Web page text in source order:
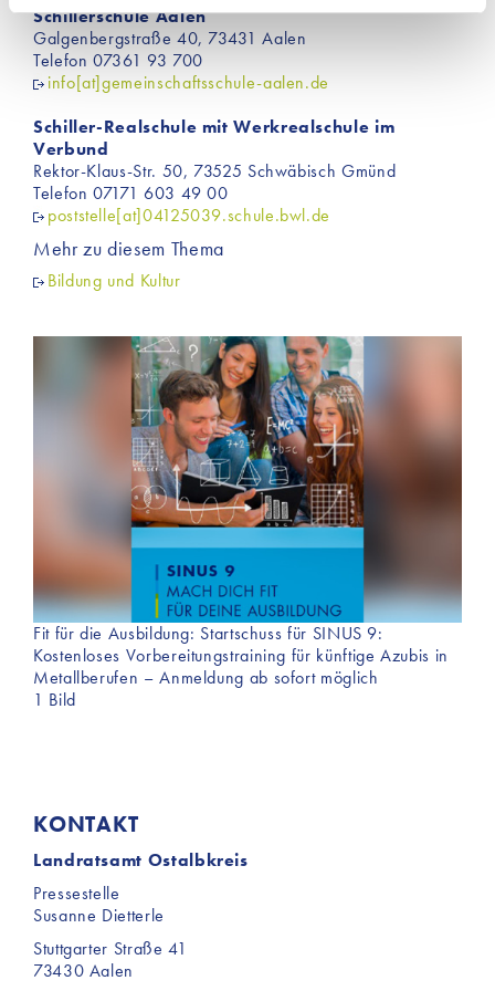
Einsatz dieser Cookies werden aktiv keine Daten an
Dritte weitergegeben. Jedoch sind auf unserer Website
Inhalte von Drittanbietern eingebunden, die
verwenden. Welche Cookies im Einzelnen zur
Anwendung kommen, finden Sie unter dem Reiter
„Details“ und in unserer Datenschutzerklärung ».
Schillerschule Aalen
Galgenbergstraße 40, 73431 Aalen
Telefon 07361 93 700
info[at]gemeinschaftsschule-aalen.de
Schiller-Realschule mit Werkrealschule im
Verbund
Rektor-Klaus-Str. 50, 73525 Schwäbisch Gmünd
Telefon 07171 603 49 00
poststelle[at]04125039.schule.bwl.de
Mehr zu diesem Thema
Bildung und Kultur
Fit für die Ausbildung: Startschuss für SINUS 9:
Kostenloses Vorbereitungstraining für künftige Azubis in
Metallberufen – Anmeldung ab sofort möglich
1 Bild
KONTAKT
Landratsamt Ostalbkreis
Pressestelle
Susanne Dietterle
Stuttgarter Straße 41
73430 Aalen